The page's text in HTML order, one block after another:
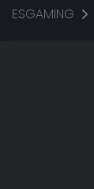
ESGAMING